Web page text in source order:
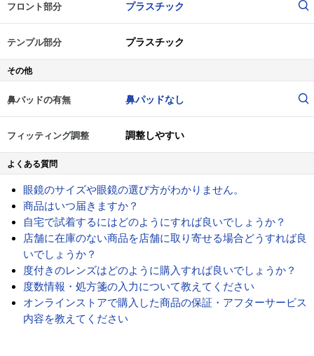
フロント部分 プラスチック
テンプル部分 プラスチック
その他
鼻パッドの有無 鼻パッドなし
フィッティング調整 調整しやすい
よくある質問
眼鏡のサイズや眼鏡の選び方がわかりません。
商品はいつ届きますか？
自宅で試着するにはどのようにすれば良いでしょうか？
店舗に在庫のない商品を店舗に取り寄せる場合どうすれば良
いでしょうか？
度付きのレンズはどのように購入すれば良いでしょうか？
度数情報・処方箋の入力について教えてください
オンラインストアで購入した商品の保証・アフターサービス
内容を教えてください